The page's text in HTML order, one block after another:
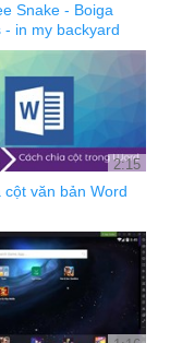
Snake - Boiga
- in my backyard
2:15
cột văn bản Word